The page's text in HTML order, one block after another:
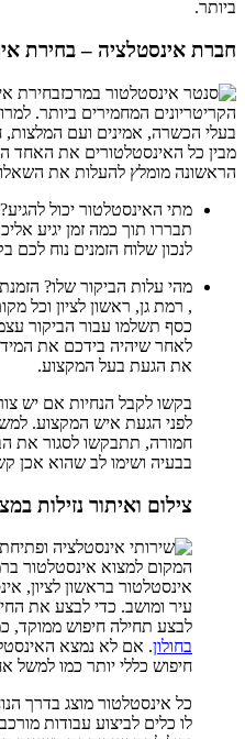
ביותר.
חברת אינסטלציה – בחירת
בחירת
הקריטריונים המחמירים ביותר.
בעלי הכשרה, אמינים ועם
מבין כל האינסטלטורים את האחד
הראשונה מומלץ להעלות את
מתי האינסטלטור יכול
תבררו תוך כמה זמן יגיע
לנכון שלוח הזמנים נוח לכם
מהי עלות הביקור שלו? הזמנת
, רמת גן, ראשון לציון וכל
כסף תשלמו עבור הביקור
לאחר שיהיה בידכם את
את הגעת בעל המקצוע.
בקשו לקבל הנחיות אם יש
לפני הגעת איש המקצוע.
חמורה, תתבקשו לסגור את
בבעיה ושימו לב שהוא אכן
צילום ואיתור נזילות
המקום למצוא אינסטלטור
אינסטלטור בראשון לציון,
עיר ומושב. כדי לבצע את
לבצע תחילה חיפוש ממוקד,
בחולון. אם לא נמצא
חיפוש כללי יותר כמו למשל
כל אינסטלטור מוצג בדרך
לו כלים לביצוע עבודות